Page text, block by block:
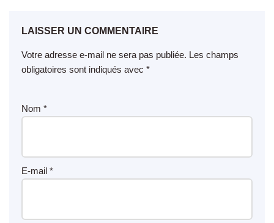
LAISSER UN COMMENTAIRE
Votre adresse e-mail ne sera pas publiée. Les champs
obligatoires sont indiqués avec *
Nom *
E-mail *